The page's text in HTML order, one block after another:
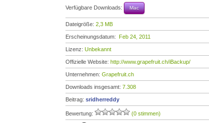
Verfügbare Downloads: Mac
Dateigröße: 2,3 MB
Erscheinungsdatum: Feb 24, 2011
Lizenz: Unbekannt
Offizielle Website: http://www.grapefruit.ch/iBackup/
Unternehmen: Grapefruit.ch
Downloads insgesamt: 7.308
Beitrag: sridherreddy
Bewertung: (0 stimmen)